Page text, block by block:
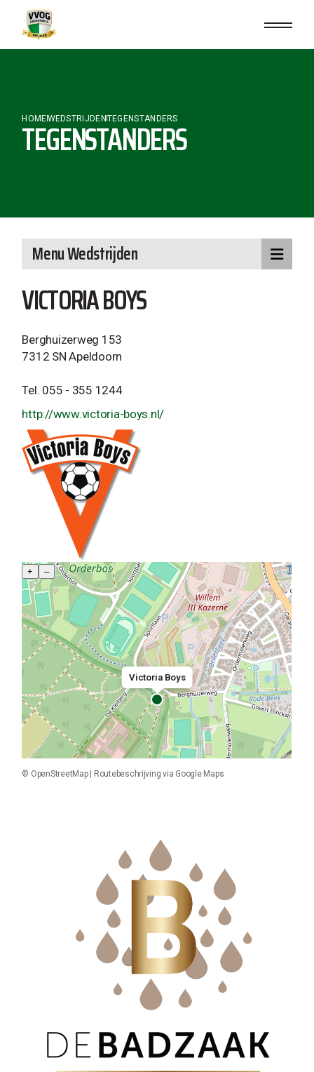
content
HOMEWEDSTRIJDEN TEGENSTANDERS
TEGENSTANDERS
VICTORIA BOYS
Berghuizerweg 153
7312 SN Apeldoorn
Tel. 055 - 355 1244
http://www.victoria-boys.nl/
Victoria Boys
+ –
© OpenStreetMap| Routebeschrijving via Google Maps
Menu Wedstrijden